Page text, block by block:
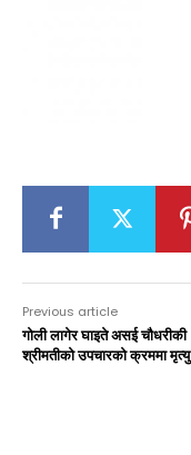
Previous article
गोली लागेर घाइते असई चौधरीकी
श्रीमतीको उपचारको क्रममा मृत्यु